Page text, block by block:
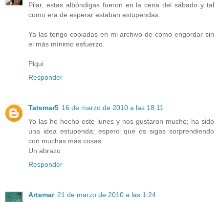
Pilar, estas albóndigas fueron en la cena del sábado y tal
como era de esperar estaban estupendas.
Ya las tengo copiadas en mi archivo de como engordar sin
el más mínimo esfuerzo.
Piqui
Responder
Tatemar5 16 de marzo de 2010 a las 18:11
Yo las he hecho este lunes y nos gustaron mucho; ha sido
una idea estupenda; espero que os sigas sorprendiendo
con muchas más cosas.
Un abrazo
Responder
Artemar 21 de marzo de 2010 a las 1:24